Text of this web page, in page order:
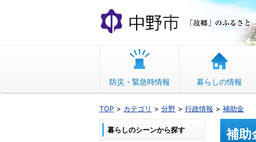
文
へ
動
防災・緊急時情報 暮らしの情報
TOP カテゴリ 分野 行政情報 補助金
補助
暮らしのシーンから探す